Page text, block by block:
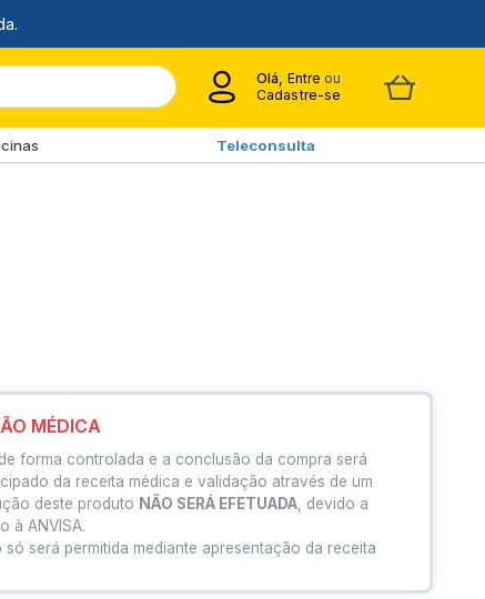
Olá, Entre ou
Cadastre-se
Teleconsulta
MÉDICA
forma controlada e a conclusão da compra será
da receita médica e validação através de um
deste produto NÃO SERÁ EFETUADA , devido a
à ANVISA.
só será permitida mediante apresentação da receita